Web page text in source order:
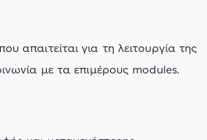
απαιτείται για τη λειτουργία της
με τα επιμέρους modules.